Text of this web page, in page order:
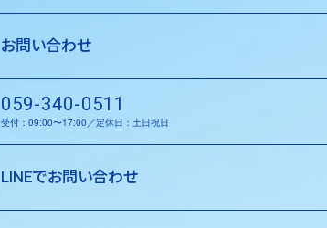
お問い合わせ
059-340-0511
受付：09:00〜17:00／定休日：土日祝日
LINEでお問い合わせ